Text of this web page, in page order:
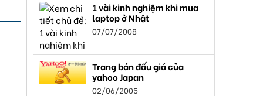
1 vài kinh nghiệm khi mua
laptop ở Nhật
07/07/2008
Trang bán đấu giá của
yahoo Japan
02/06/2005